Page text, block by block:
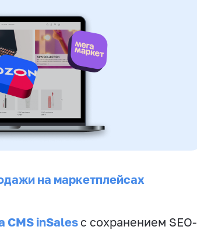
на маркетплейсах
CMS inSales с сохранением SEO-